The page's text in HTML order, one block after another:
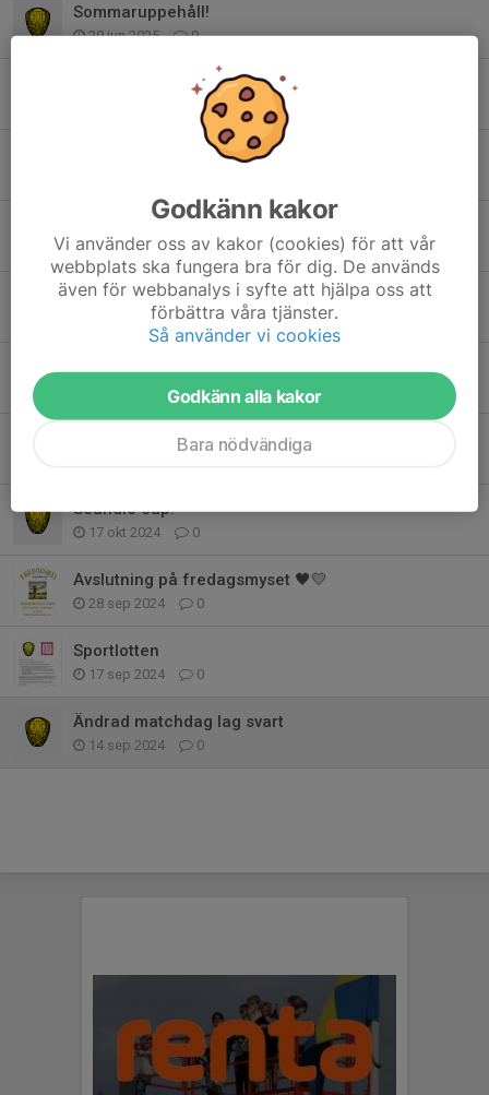
Sommaruppehåll!
29 jun 2025 0
Kvällens hjältar!
Träning inställd idag!!
26 mar 2025 0
Information Scandic Cup Växjö 17 November 2024
12 nov 2024 0
0
Scandic cup!
17 okt 2024 0
Avslutning på fredagsmyset 🖤💛
28 sep 2024 0
Sportlotten
17 sep 2024 0
Ändrad matchdag lag svart
14 sep 2024 0
Godkänn kakor
Vi använder oss av kakor (cookies) för att vår
webbplats ska fungera bra för dig. De används
även för webbanalys i syfte att hjälpa oss att
förbättra våra tjänster.
Så använder vi cookies
Godkänn alla kakor
Bara nödvändiga